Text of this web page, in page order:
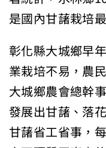
是國內甘藷栽培
彰化縣大城鄉早
業栽培不易，農
大城鄉農會總幹
發展出甘藷、落
甘藷省工省事，